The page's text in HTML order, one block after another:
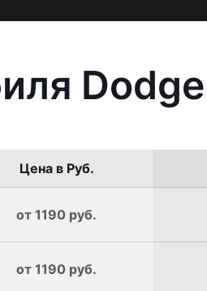
Цена в Руб.
от 1190 руб.
от 1190 руб.